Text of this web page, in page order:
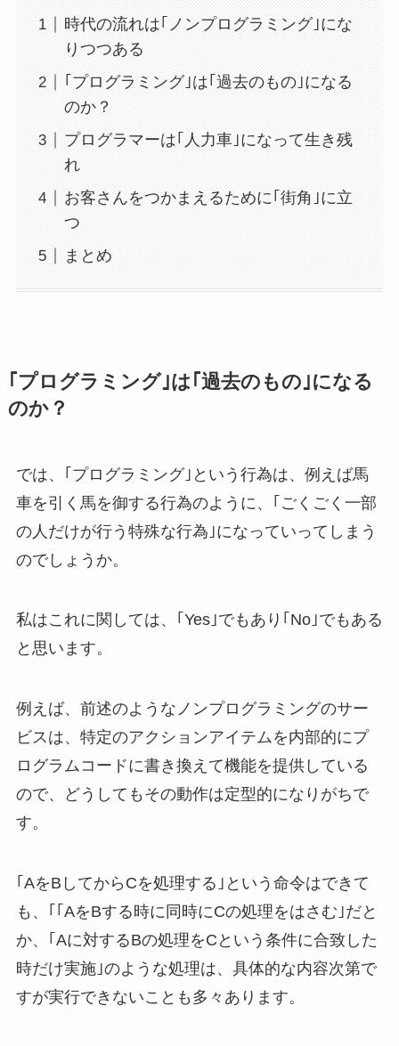
時代の流れは｢ノンプログラミング｣にな
りつつある
｢プログラミング｣は｢過去のもの｣になる
のか？
プログラマーは｢人力車｣になって生き残
れ
お客さんをつかまえるために｢街角｣に立
つ
まとめ
｢プログラミング｣は｢過去のもの｣になる
のか？
では、｢プログラミング｣という行為は、例えば馬
車を引く馬を御する行為のように、｢ごくごく一部
の人だけが行う特殊な行為｣になっていってしまう
のでしょうか。
私はこれに関しては、｢Yes｣でもあり｢No｣でもある
と思います。
例えば、前述のようなノンプログラミングのサー
ビスは、特定のアクションアイテムを内部的にプ
ログラムコードに書き換えて機能を提供している
ので、どうしてもその動作は定型的になりがちで
す。
｢AをBしてからCを処理する｣という命令はできて
も、｢｢AをBする時に同時にCの処理をはさむ｣だと
か、｢Aに対するBの処理をCという条件に合致した
時だけ実施｣のような処理は、具体的な内容次第で
すが実行できないことも多々あります。